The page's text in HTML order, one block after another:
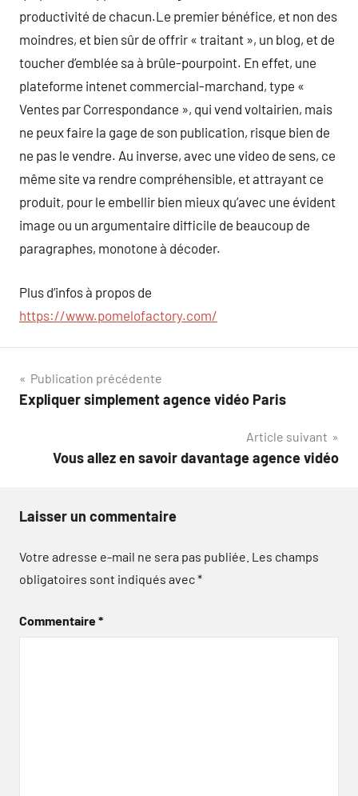
productivité de chacun.Le premier bénéfice, et non des
moindres, et bien sûr de offrir « traitant », un blog, et de
toucher d’emblée sa à brûle-pourpoint. En effet, une
plateforme intenet commercial-marchand, type «
Ventes par Correspondance », qui vend voltairien, mais
ne peux faire la gage de son publication, risque bien de
ne pas le vendre. Au inverse, avec une video de sens, ce
même site va rendre compréhensible, et attrayant ce
produit, pour le embellir bien mieux qu’avec une évident
image ou un argumentaire difficile de beaucoup de
paragraphes, monotone à décoder.
Plus d’infos à propos de
https://www.pomelofactory.com/
Navigation
de
Publication précédente
Expliquer simplement agence vidéo Paris
Article suivant
Vous allez en savoir davantage agence vidéo
Laisser un commentaire
Votre adresse e-mail ne sera pas publiée. Les champs
obligatoires sont indiqués avec*
Commentaire*